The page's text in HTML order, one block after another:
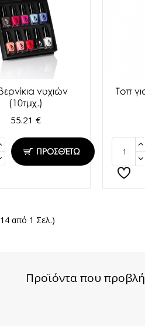
νυχιών
(10τμχ.)
55.21 €
ΠΡΟΣΘΈΤΩ
Τοπ
από 1 Σελ.)
Προϊόντα που